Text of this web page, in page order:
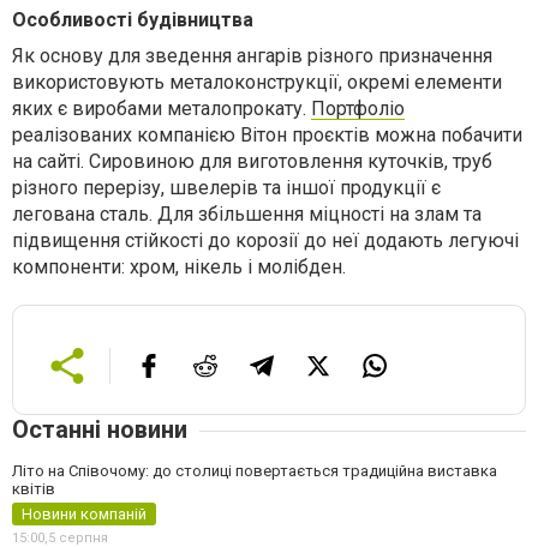
Особливості будівництва
Як основу для зведення ангарів різного призначення
використовують металоконструкції, окремі елементи
яких є виробами металопрокату. Портфоліо
реалізованих компанією Вітон проєктів можна побачити
на сайті. Сировиною для виготовлення куточків, труб
різного перерізу, швелерів та іншої продукції є
легована сталь. Для збільшення міцності на злам та
підвищення стійкості до корозії до неї додають легуючі
компоненти: хром, нікель і молібден.
Останні новини
Літо на Співочому: до столиці повертається традиційна виставка
квітів
Новини компаній
15:00, 5 серпня